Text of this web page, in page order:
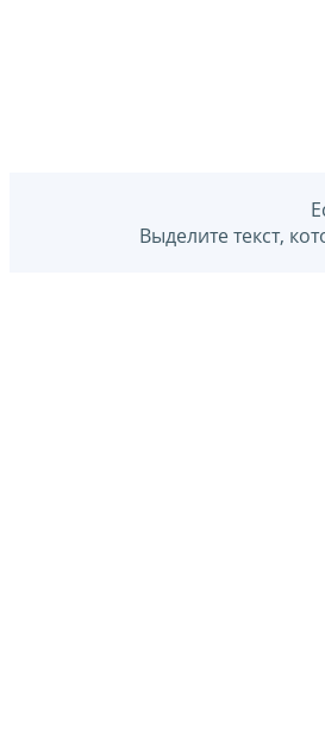
Выделите текст,